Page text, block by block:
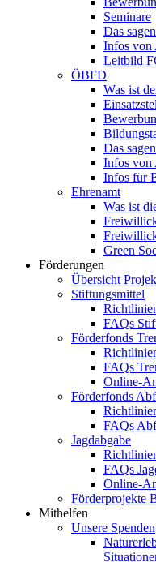
Seminare
Das
Infos von
Leitbild
ÖBFD
Was ist
Das
Infos von
Infos für
Ehrenamt
Was ist
Green
Förderungen
Übersicht
Stiftungsmittel
FAQs
Förderfonds
FAQs
Online-
Förderfonds
FAQs
Jagdabgabe
FAQs
Online-
Förderprojekte
Mithelfen
Unsere